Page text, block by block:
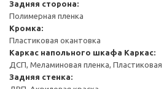
Задняя сторона:
Полимерная пленка
Кромка:
Пластиковая окантовка
Каркас напольного шкафа Каркас:
ДСП, Меламиновая пленка, Пластиковая
Задняя стенка: